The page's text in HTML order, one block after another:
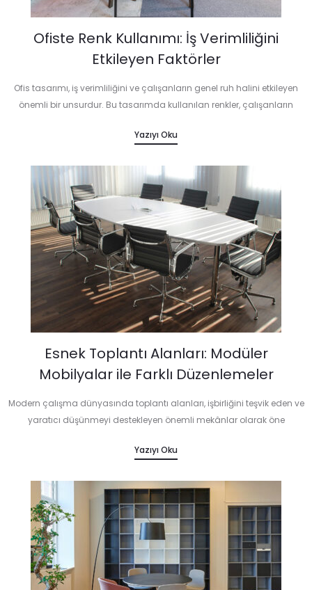
Ofiste Renk Kullanımı: İş Verimliliğini
Etkileyen Faktörler
Ofis tasarımı, iş verimliliğini ve çalışanların genel ruh halini etkileyen
önemli bir unsurdur. Bu tasarımda kullanılan renkler, çalışanların
etkileyebilir. Peki, ofiste doğru renk kullanımı nasıl…
Yazıyı Oku
Esnek Toplantı Alanları: Modüler
Mobilyalar ile Farklı Düzenlemeler
Modern çalışma dünyasında toplantı alanları, işbirliğini teşvik eden ve
yaratıcı düşünmeyi destekleyen önemli mekânlar olarak öne
göre kolayca yeniden düzenlenebilmesi sayesinde bu…
Yazıyı Oku